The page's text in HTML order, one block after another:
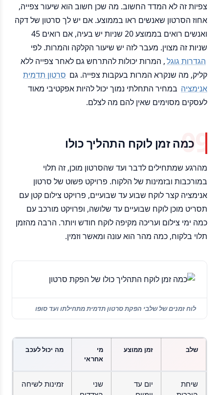
צפיות זה לא המדד החשוב. מה שכן חשוב הוא שיעור צפייה,
אחוז הסרטון שאנשים ראו בממוצע. אם יש לך סרטון של דקה
ואנשים רואים בממוצע 20 שניות יש בעיה, אם רואים 45
שניות זה מצוין. מעבר לזה יש שיעור הקלקה והמרות. לפי
הגדרות גוגל, המרות יכולות להתרחש גם לאחר צפייה ללא
קליק, מה שנקרא המרות בעקבות צפייה. גם סרטון תדמית
אנימציה במחיר התחלתי נמוך יכול להיות אפקטיבי מאוד
לעסקים מסוימים שאין להם מה לצלם.
כמה זמן לוקח התהליך כולו
מהרגע שמתחילים לדבר ועד שהסרטון מוכן, זה תלוי
במורכבות ובזמינות של הלקוח. פרויקט פשוט של סרטון
אנימציה קצר לוקח שבוע עד שבועיים, פרויקט צילום קטן עם
תסריט מוכן לוקח שבועיים עד שלושה, ופרויקט מורכב עם
כמה ימי צילום ועריכה מקיפה לוקח חודש ויותר. הרבה מהזמן
תלוי בלקוח, כמה מהר הוא עונה ומאשר וזמין.
לוח זמנים של שלבי הפקת סרטון תדמית מתחילתו ועד סופו
שלב זמן ממוצע
מי
אחראי
מה יכול לעכב
שיחת
יום עד
שני
זמינות לשיחה